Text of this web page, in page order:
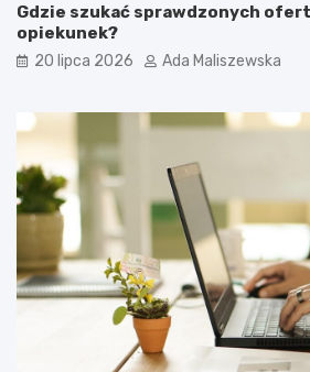
Gdzie szukać sprawdzonych
opiekunek?
20 lipca 2026 Ada Maliszewska